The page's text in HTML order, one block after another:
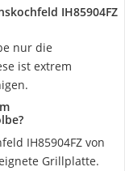
IH85904FZ
nur die
ist extrem
IH85904FZ von
Grillplatte.